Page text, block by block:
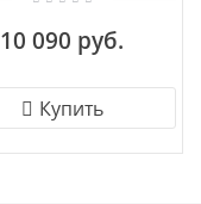
10 090 руб.
Купить